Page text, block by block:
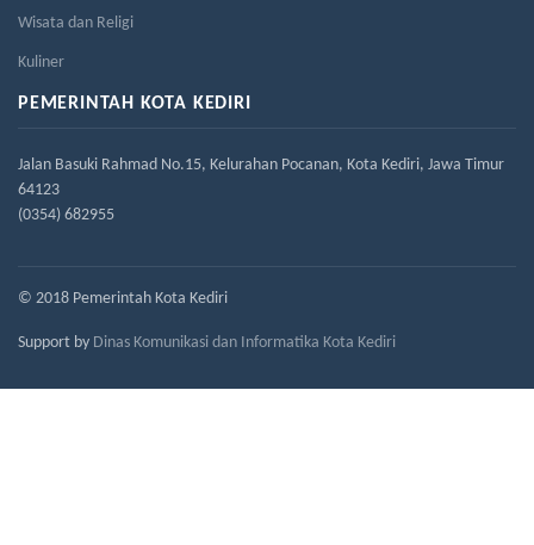
Wisata dan Religi
Kuliner
PEMERINTAH KOTA KEDIRI
Jalan Basuki Rahmad No.15, Kelurahan Pocanan, Kota Kediri, Jawa Timur
64123
(0354) 682955
© 2018 Pemerintah Kota Kediri
Support by Dinas Komunikasi dan Informatika Kota Kediri